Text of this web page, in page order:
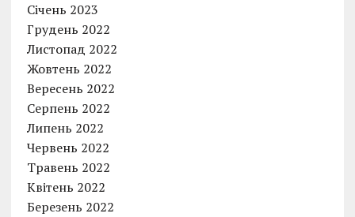
Січень 2023
Грудень 2022
Листопад 2022
Жовтень 2022
Вересень 2022
Серпень 2022
Липень 2022
Червень 2022
Травень 2022
Квітень 2022
Березень 2022